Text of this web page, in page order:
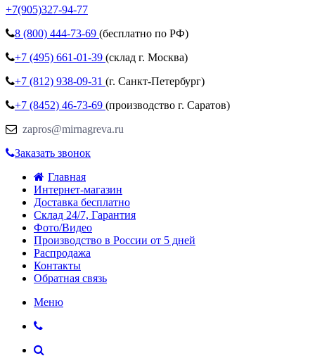
+7(905)327-94-77
8 (800) 444-73-69 (бесплатно по РФ)
+7 (495) 661-01-39 (склад г. Москва)
+7 (812) 938-09-31 (г. Санкт-Петербург)
+7 (8452) 46-73-69 (производство г. Саратов)
zapros@mirnagreva.ru
Заказать звонок
Главная
Интернет-магазин
Доставка бесплатно
Склад 24/7, Гарантия
Фото/Видео
Производство в России от 5 дней
Распродажа
Контакты
Обратная связь
Меню